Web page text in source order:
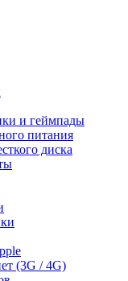
и геймпады
питания
диска
(3G / 4G)